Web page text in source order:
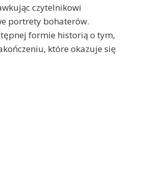
czytelnikowi
portrety bohaterów.
formie historią o tym,
które okazuje się